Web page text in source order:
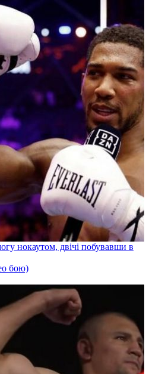
нокаутом, двічі побувавши в
бою)